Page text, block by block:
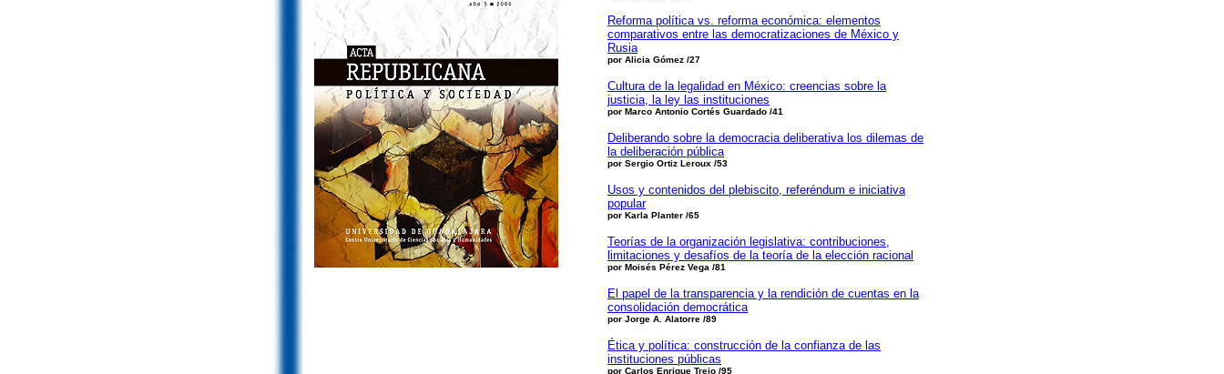
Reforma política vs. reforma económica: elementos
comparativos entre las democratizaciones de México y
Rusia
por Alicia Gómez /27
Cultura de la legalidad en México: creencias sobre la
justicia, la ley las instituciones
por Marco Antonio Cortés Guardado /41
Deliberando sobre la democracia deliberativa los dilemas de
la deliberación pública
por Sergio Ortiz Leroux /53
Usos y contenidos del plebiscito, referéndum e iniciativa
popular
por Karla Planter /65
Teorías de la organización legislativa: contribuciones,
limitaciones y desafíos de la teoría de la elección racional
por Moisés Pérez Vega /81
El papel de la transparencia y la rendición de cuentas en la
consolidación democrática
por Jorge A. Alatorre /89
Ética y política: construcción de la confianza de las
instituciones públicas
por Carlos Enrique Trejo /95